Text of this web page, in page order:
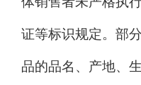
证等标识规定。部
品的品名、产地、